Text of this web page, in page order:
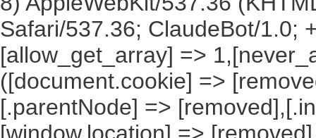
Safari/537.36; ClaudeBot/1.0;
[allow_get_array] =>
([document.cookie] =>
[.parentNode] =>